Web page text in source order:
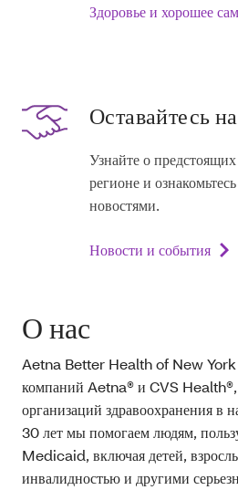
Здоровье и хорошее
Оставайтесь
Узнайте о
регионе и
новостями.
Новости и события
О нас
Aetna Better Health of New
компаний Aetna® и CVS
организаций здравоохранения в
30 лет мы помогаем людям,
Medicaid, включая детей,
инвалидностью и другими